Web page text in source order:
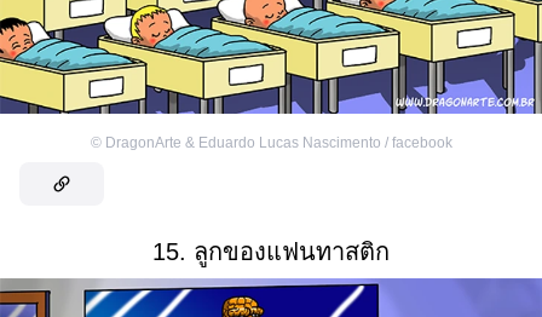
© DragonArte & Eduardo Lucas Nascimento / facebook
15. ลูกของแฟนทาสติก